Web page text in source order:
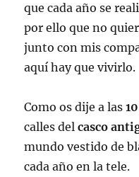
que cada año se
por ello que no
junto con mis
aquí hay que vivirlo.
Como os dije a las
calles delcasco
mundo vestido de
cada año en la tele.